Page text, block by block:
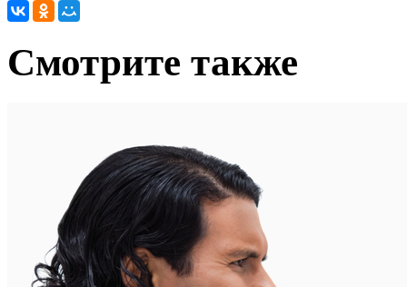
Cмотрите также